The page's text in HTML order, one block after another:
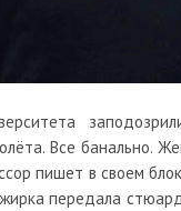
Все банально.
пишет в своем
передала